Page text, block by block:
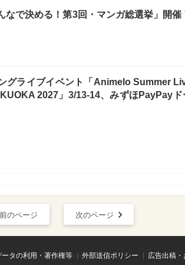
なで決める！第3回・マンガ総選挙」開
グライブイベント「Animelo Summer
2027」3/13-14、みずほPayPayド
前のページ 次のページ
ータの利用・著作権等 外部送信ポリシー 広告出稿